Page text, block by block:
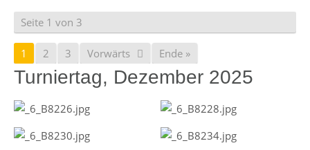
Seite 1 von 3
1 2 3 Vorwärts Ende »
Turniertag, Dezember 2025